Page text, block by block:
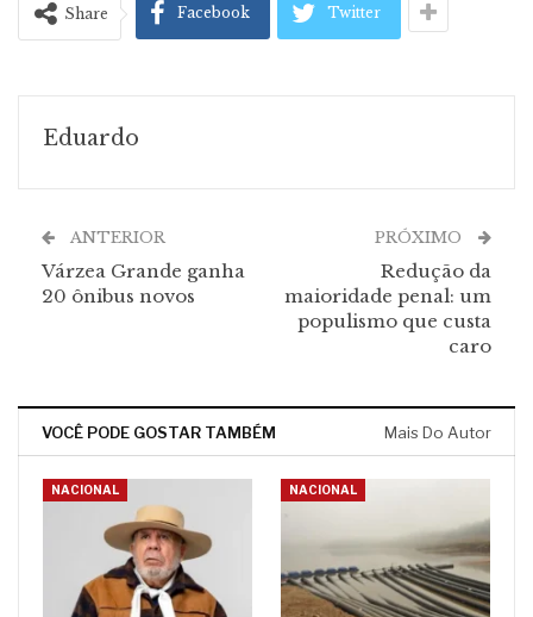
Share Facebook Twitter
Eduardo
ANTERIOR
Várzea Grande ganha
20 ônibus novos
PRÓXIMO
Redução da
maioridade penal: um
populismo que custa
caro
VOCÊ PODE GOSTAR TAMBÉM Mais Do Autor
NACIONAL NACIONAL